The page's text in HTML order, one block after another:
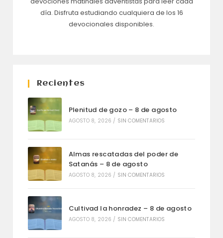
día. Disfruta estudiando cualquiera de los 16
devocionales disponibles.
Recientes
Plenitud de gozo – 8 de agosto
AGOSTO 8, 2026 / SIN COMENTARIOS
Almas rescatadas del poder de
Satanás – 8 de agosto
AGOSTO 8, 2026 / SIN COMENTARIOS
Cultivad la honradez – 8 de agosto
AGOSTO 8, 2026 / SIN COMENTARIOS